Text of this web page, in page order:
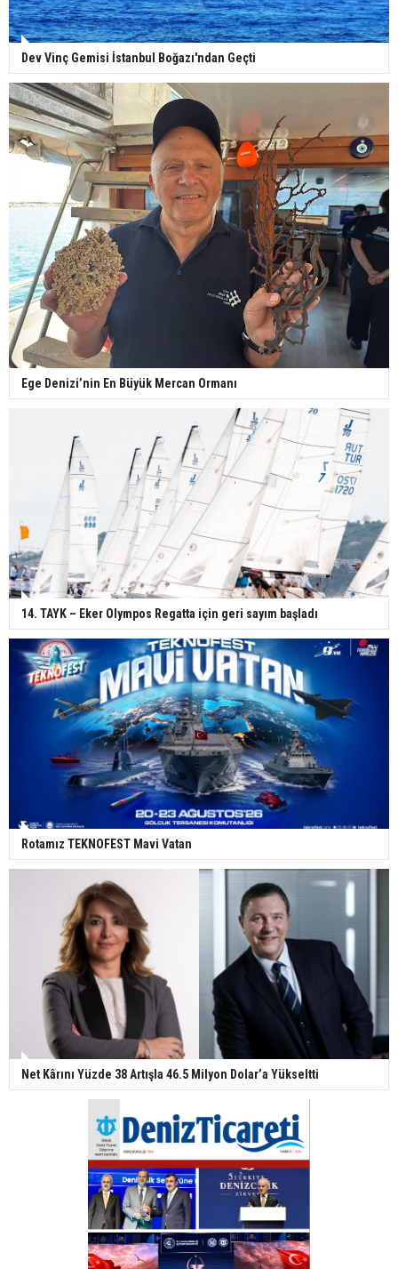
Dev Vinç Gemisi İstanbul Boğazı'ndan Geçti
Ege Denizi’nin En Büyük Mercan Ormanı
14. TAYK – Eker Olympos Regatta için geri sayım başladı
Rotamız TEKNOFEST Mavi Vatan
Net Kârını Yüzde 38 Artışla 46.5 Milyon Dolar’a Yükseltti